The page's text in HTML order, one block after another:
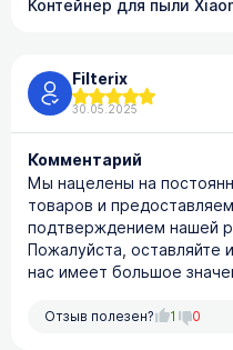
Контейнер для пыли
Filterix
30.05.2025
Комментарий
Мы нацелены на
товаров и
подтверждением нашей
Пожалуйста, оставляйте
нас имеет большое
Отзыв полезен? 1 0